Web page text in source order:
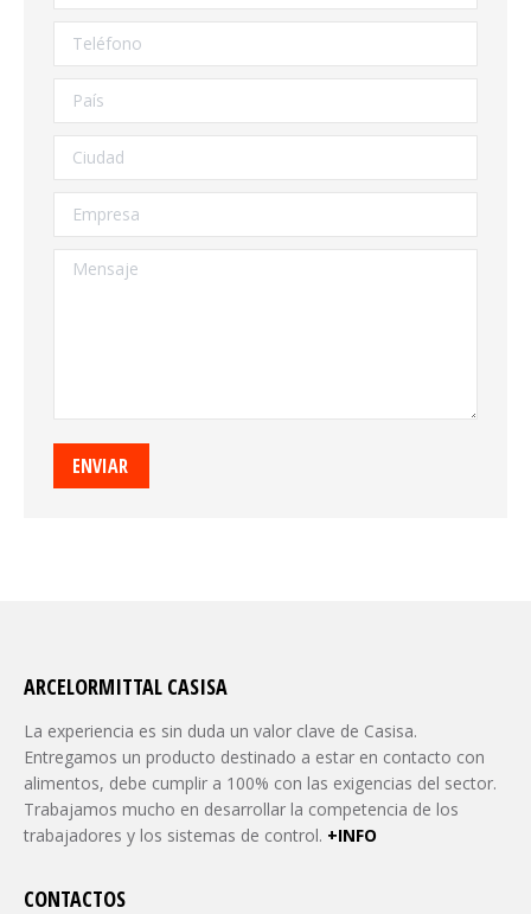
Teléfono
País
Ciudad
Empresa
Mensaje
ENVIAR
ARCELORMITTAL CASISA
La experiencia es sin duda un valor clave de Casisa.
Entregamos un producto destinado a estar en contacto con
alimentos, debe cumplir a 100% con las exigencias del sector.
Trabajamos mucho en desarrollar la competencia de los
trabajadores y los sistemas de control. +INFO
CONTACTOS